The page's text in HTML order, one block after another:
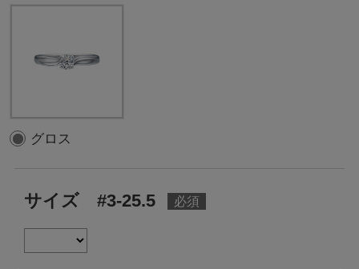
グロス
サイズ #3-25.5